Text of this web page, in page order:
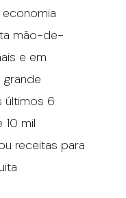
mão-de-
e em
últimos 6
mil
receitas para